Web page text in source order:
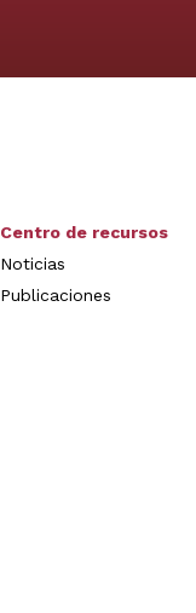
Centro de recursos
Noticias
Publicaciones